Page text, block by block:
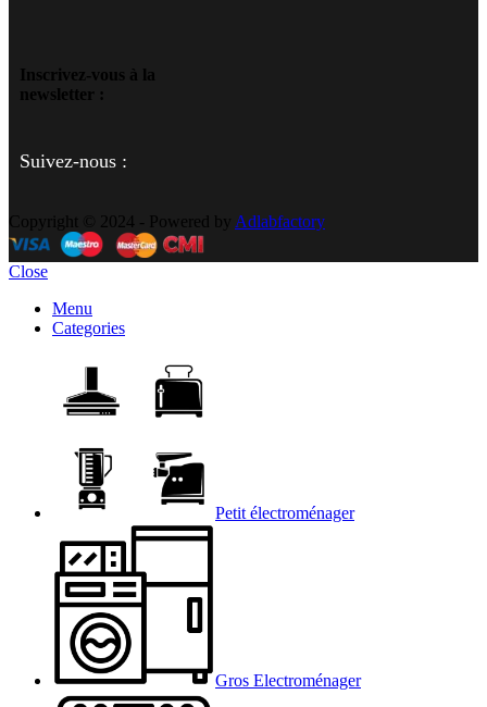
Inscrivez-vous à la
newsletter :
Suivez-nous :
Copyright © 2024 - Powered by Adlabfactory
Close
Menu
Categories
Petit électroménager
Gros Electroménager